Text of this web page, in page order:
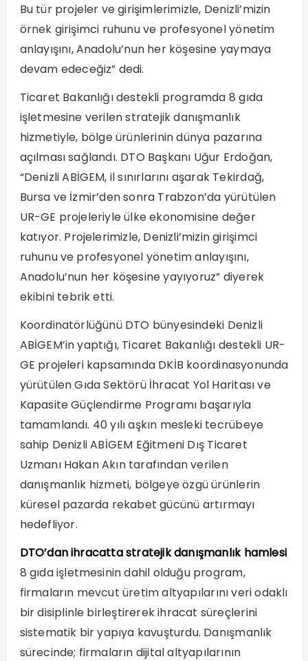
Bu tür projeler ve girişimlerimizle, Denizli’mizin
örnek girişimci ruhunu ve profesyonel yönetim
anlayışını, Anadolu’nun her köşesine yaymaya
devam edeceğiz” dedi.
Ticaret Bakanlığı destekli programda 8 gıda
işletmesine verilen stratejik danışmanlık
hizmetiyle, bölge ürünlerinin dünya pazarına
açılması sağlandı. DTO Başkanı Uğur Erdoğan,
“Denizli ABİGEM, il sınırlarını aşarak Tekirdağ,
Bursa ve İzmir’den sonra Trabzon’da yürütülen
UR-GE projeleriyle ülke ekonomisine değer
katıyor. Projelerimizle, Denizli’mizin girişimci
ruhunu ve profesyonel yönetim anlayışını,
Anadolu’nun her köşesine yayıyoruz” diyerek
ekibini tebrik etti.
Koordinatörlüğünü DTO bünyesindeki Denizli
ABİGEM’in yaptığı, Ticaret Bakanlığı destekli UR-
GE projeleri kapsamında DKİB koordinasyonunda
yürütülen Gıda Sektörü İhracat Yol Haritası ve
Kapasite Güçlendirme Programı başarıyla
tamamlandı. 40 yılı aşkın mesleki tecrübeye
sahip Denizli ABİGEM Eğitmeni Dış Ticaret
Uzmanı Hakan Akın tarafından verilen
danışmanlık hizmeti, bölgeye özgü ürünlerin
küresel pazarda rekabet gücünü artırmayı
hedefliyor.
DTO’dan ihracatta stratejik danışmanlık hamlesi
8 gıda işletmesinin dahil olduğu program,
firmaların mevcut üretim altyapılarını veri odaklı
bir disiplinle birleştirerek ihracat süreçlerini
sistematik bir yapıya kavuşturdu. Danışmanlık
sürecinde; firmaların dijital altyapılarının